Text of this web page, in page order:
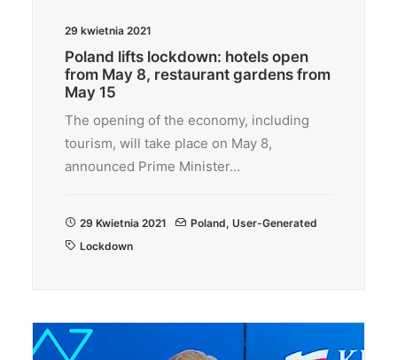
29 kwietnia 2021
Poland lifts lockdown: hotels open
from May 8, restaurant gardens from
May 15
The opening of the economy, including
tourism, will take place on May 8,
announced Prime Minister…
29 Kwietnia 2021 Poland, User-Generated
Lockdown